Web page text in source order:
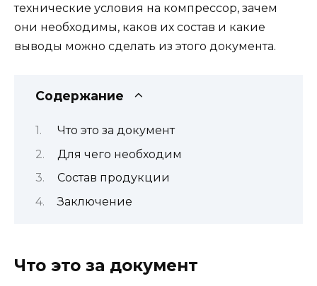
технические условия на компрессор, зачем
они необходимы, каков их состав и какие
выводы можно сделать из этого документа.
Содержание
Что это за документ
Для чего необходим
Состав продукции
Заключение
Что это за документ